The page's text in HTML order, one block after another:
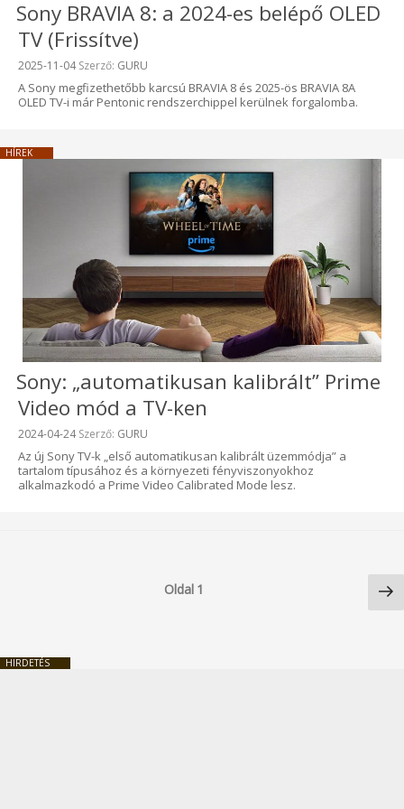
Sony BRAVIA 8: a 2024-es belépő OLED
TV (Frissítve)
Beküldve:
2025-11-04Szerző: GURU
A Sony megfizethetőbb karcsú BRAVIA 8 és 2025-ös BRAVIA 8A
OLED TV-i már Pentonic rendszerchippel kerülnek forgalomba.
HÍREK
Sony: „automatikusan kalibrált” Prime
Video mód a TV-ken
Beküldve:
2024-04-24Szerző: GURU
Az új Sony TV-k „első automatikusan kalibrált üzemmódja” a
tartalom típusához és a környezeti fényviszonyokhoz
alkalmazkodó a Prime Video Calibrated Mode lesz.
Oldal 1
HIRDETÉS